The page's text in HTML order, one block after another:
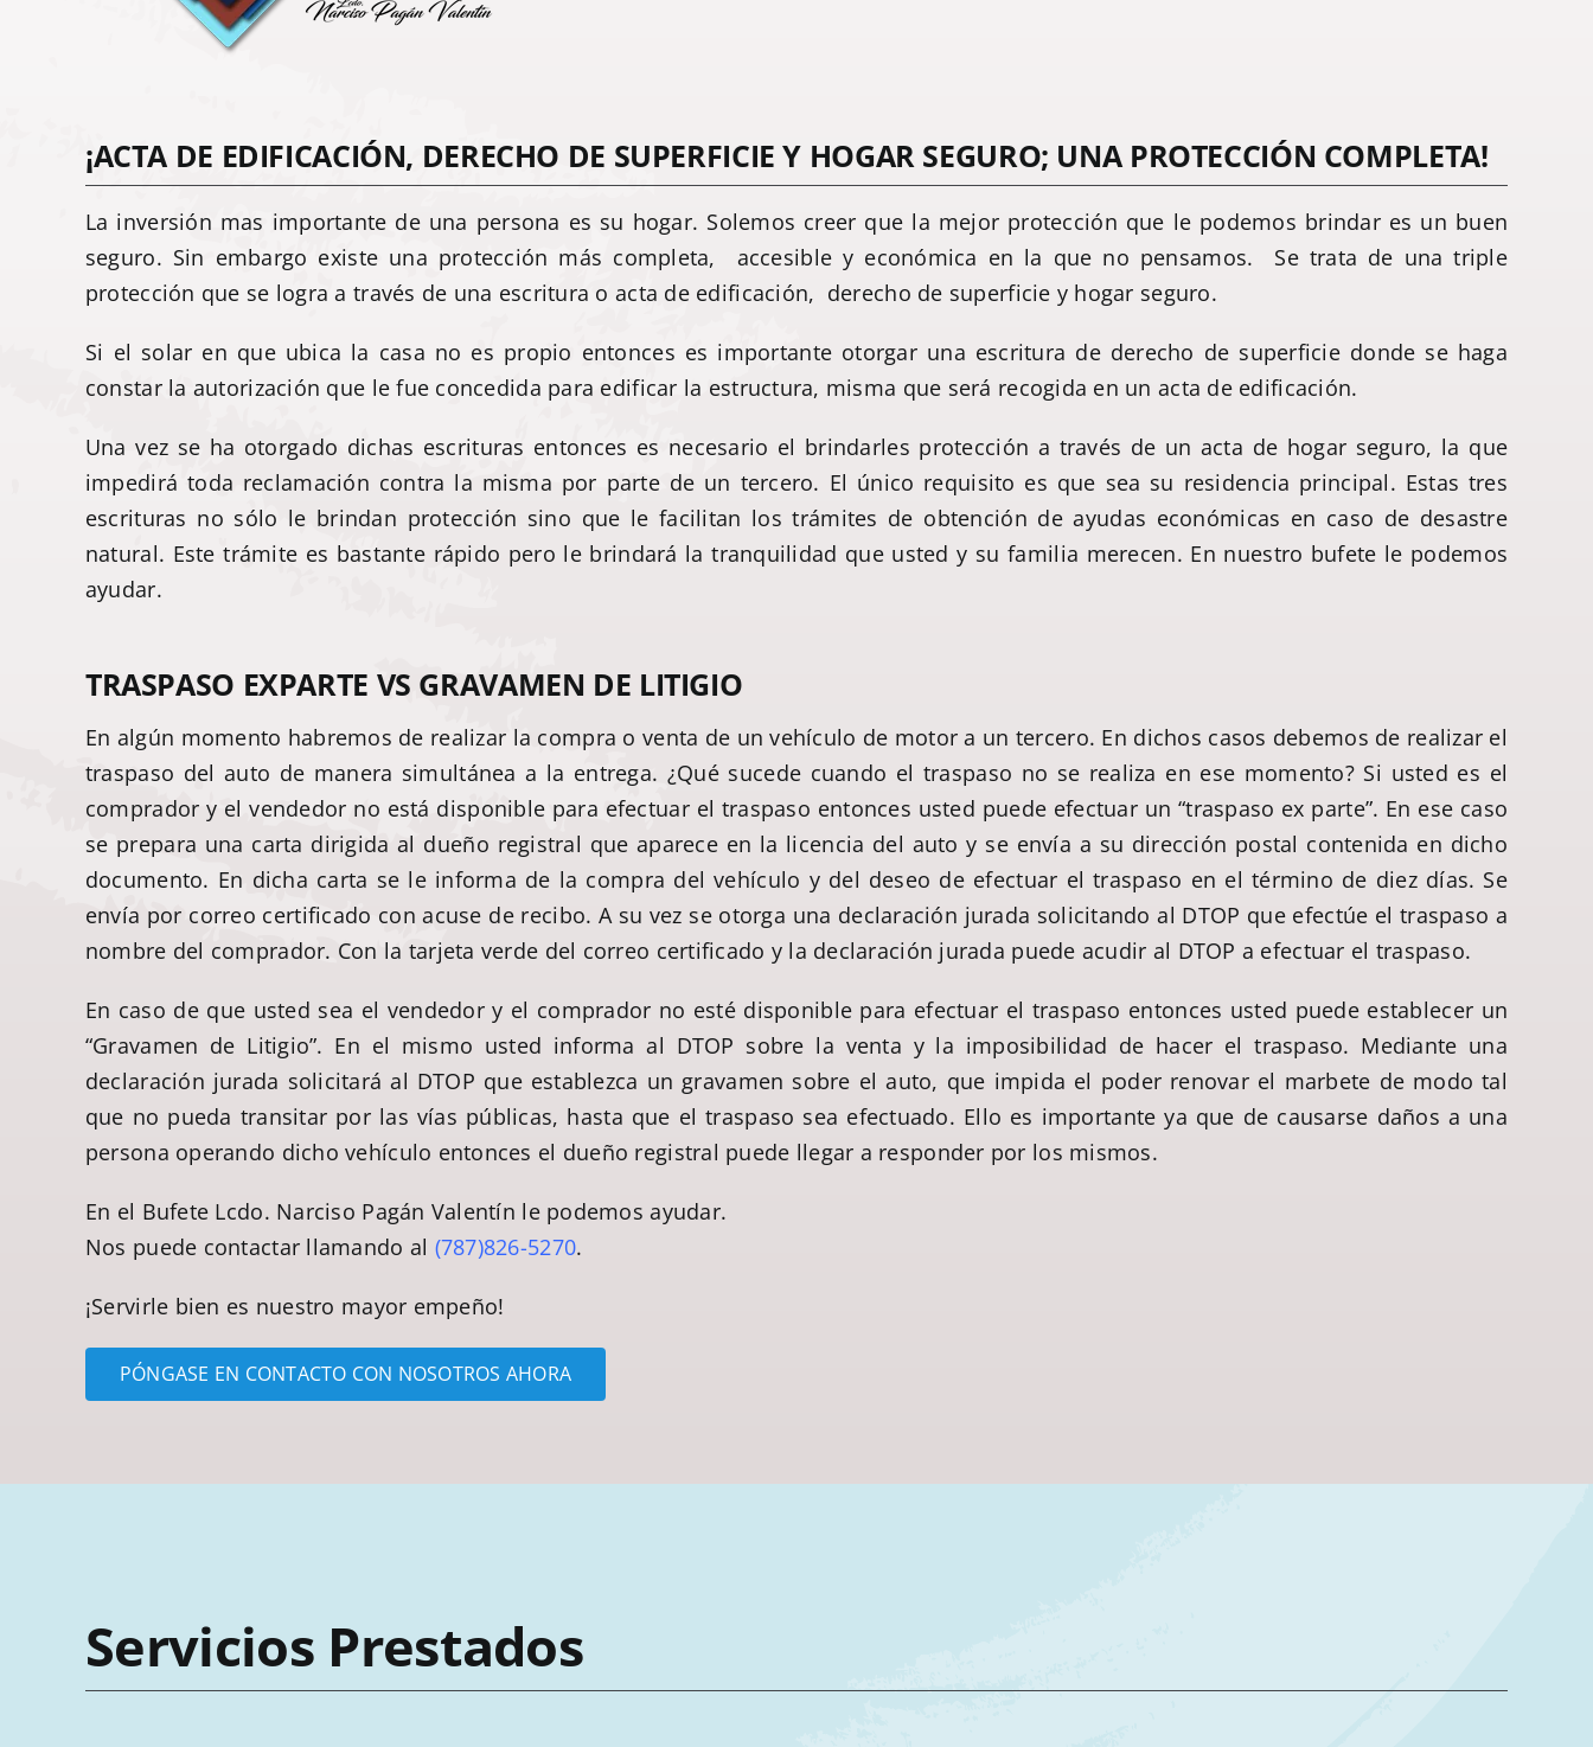
¡ACTA DE EDIFICACIÓN, DERECHO DE SUPERFICIE Y HOGAR SEGURO; UNA PROTECCIÓN COMPLETA!
La inversión mas importante de una persona es su hogar. Solemos creer que la mejor protección que le podemos brindar es un buen
seguro. Sin embargo existe una protección más completa, accesible y económica en la que no pensamos. Se trata de una triple
protección que se logra a través de una escritura o acta de edificación, derecho de superficie y hogar seguro.
Si el solar en que ubica la casa no es propio entonces es importante otorgar una escritura de derecho de superficie donde se haga
constar la autorización que le fue concedida para edificar la estructura, misma que será recogida en un acta de edificación.
Una vez se ha otorgado dichas escrituras entonces es necesario el brindarles protección a través de un acta de hogar seguro, la que
impedirá toda reclamación contra la misma por parte de un tercero. El único requisito es que sea su residencia principal. Estas tres
escrituras no sólo le brindan protección sino que le facilitan los trámites de obtención de ayudas económicas en caso de desastre
natural. Este trámite es bastante rápido pero le brindará la tranquilidad que usted y su familia merecen. En nuestro bufete le podemos
ayudar.
TRASPASO EXPARTE VS GRAVAMEN DE LITIGIO
En algún momento habremos de realizar la compra o venta de un vehículo de motor a un tercero. En dichos casos debemos de realizar el
traspaso del auto de manera simultánea a la entrega. ¿Qué sucede cuando el traspaso no se realiza en ese momento? Si usted es el
comprador y el vendedor no está disponible para efectuar el traspaso entonces usted puede efectuar un “traspaso ex parte”. En ese caso
se prepara una carta dirigida al dueño registral que aparece en la licencia del auto y se envía a su dirección postal contenida en dicho
documento. En dicha carta se le informa de la compra del vehículo y del deseo de efectuar el traspaso en el término de diez días. Se
envía por correo certificado con acuse de recibo. A su vez se otorga una declaración jurada solicitando al DTOP que efectúe el traspaso a
nombre del comprador. Con la tarjeta verde del correo certificado y la declaración jurada puede acudir al DTOP a efectuar el traspaso.
En caso de que usted sea el vendedor y el comprador no esté disponible para efectuar el traspaso entonces usted puede establecer un
“Gravamen de Litigio”. En el mismo usted informa al DTOP sobre la venta y la imposibilidad de hacer el traspaso. Mediante una
declaración jurada solicitará al DTOP que establezca un gravamen sobre el auto, que impida el poder renovar el marbete de modo tal
que no pueda transitar por las vías públicas, hasta que el traspaso sea efectuado. Ello es importante ya que de causarse daños a una
persona operando dicho vehículo entonces el dueño registral puede llegar a responder por los mismos.
En el Bufete Lcdo. Narciso Pagán Valentín le podemos ayudar.
Nos puede contactar llamando al (787)826-5270.
¡Servirle bien es nuestro mayor empeño!
PÓNGASE EN CONTACTO CON NOSOTROS AHORA
Servicios Prestados